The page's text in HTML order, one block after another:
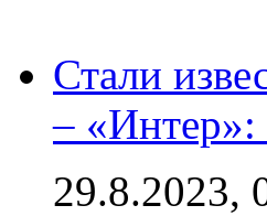
Стали
– «Интер»:
29.8.2023,